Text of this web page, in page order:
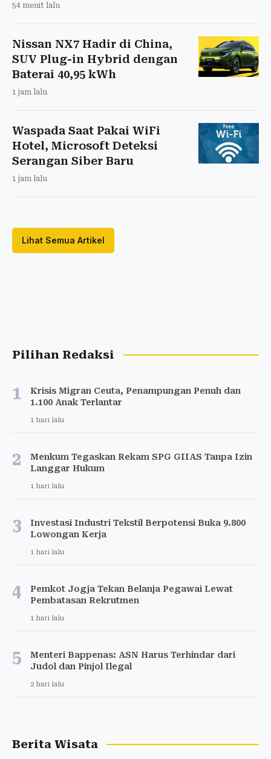
54 menit lalu
Nissan NX7 Hadir di China,
SUV Plug-in Hybrid dengan
Baterai 40,95 kWh
1 jam lalu
Waspada Saat Pakai WiFi
Hotel, Microsoft Deteksi
Serangan Siber Baru
1 jam lalu
Lihat Semua Artikel
Pilihan Redaksi
1
Krisis Migran Ceuta, Penampungan Penuh dan
1.100 Anak Terlantar
1 hari lalu
2
Menkum Tegaskan Rekam SPG GIIAS Tanpa Izin
Langgar Hukum
1 hari lalu
3
Investasi Industri Tekstil Berpotensi Buka 9.800
Lowongan Kerja
1 hari lalu
4
Pemkot Jogja Tekan Belanja Pegawai Lewat
Pembatasan Rekrutmen
1 hari lalu
5
Menteri Bappenas: ASN Harus Terhindar dari
Judol dan Pinjol Ilegal
2 hari lalu
Berita Wisata